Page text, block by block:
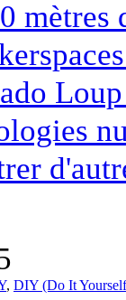
, DIY (Do It